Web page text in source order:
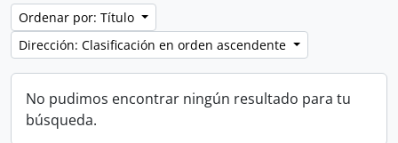
Ordenar por: Título
Dirección: Clasificación en orden ascendente
No pudimos encontrar ningún resultado para tu
búsqueda.